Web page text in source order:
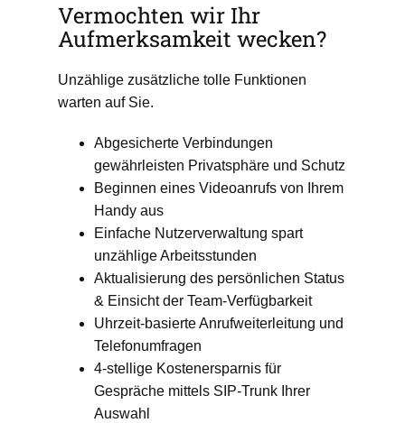
Vermochten wir Ihr
Aufmerksamkeit wecken?
Unzählige zusätzliche tolle Funktionen
warten auf Sie.
Abgesicherte Verbindungen
gewährleisten Privatsphäre und Schutz
Beginnen eines Videoanrufs von Ihrem
Handy aus
Einfache Nutzerverwaltung spart
unzählige Arbeitsstunden
Aktualisierung des persönlichen Status
& Einsicht der Team-Verfügbarkeit
Uhrzeit-basierte Anrufweiterleitung und
Telefonumfragen
4-stellige Kostenersparnis für
Gespräche mittels SIP-Trunk Ihrer
Auswahl